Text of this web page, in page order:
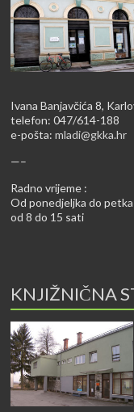
Ivana Banjavčića 8,
telefon: 047/614-188
e-pošta:mladi@gkka.hr
—–
Radno vrijeme :
Od ponedjeljka do
od 8 do 15 sati
KNJIŽNIČNA